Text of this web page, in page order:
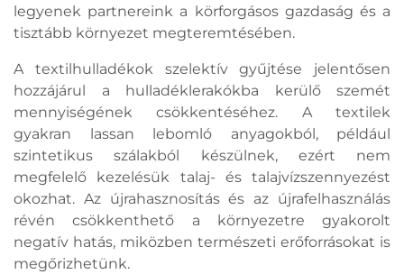
legyenek partnereink a körforgásos gazdaság és a
tisztább környezet megteremtésében.
A textilhulladékok szelektív gyűjtése jelentősen
hozzájárul a hulladéklerakókba kerülő szemét
mennyiségének csökkentéséhez. A textilek
gyakran lassan lebomló anyagokból, például
szintetikus szálakból készülnek, ezért nem
megfelelő kezelésük talaj- és talajvízszennyezést
okozhat. Az újrahasznosítás és az újrafelhasználás
révén csökkenthető a környezetre gyakorolt
negatív hatás, miközben természeti erőforrásokat is
megőrizhetünk.